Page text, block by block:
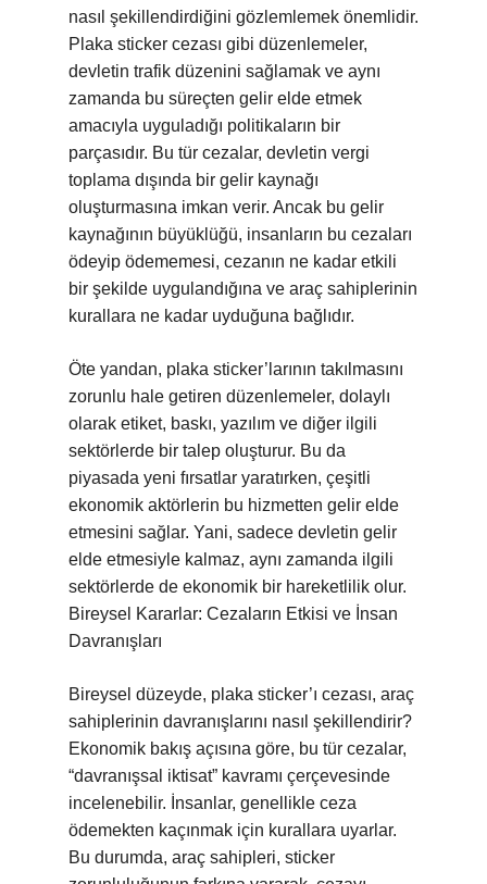
nasıl şekillendirdiğini gözlemlemek önemlidir.
Plaka sticker cezası gibi düzenlemeler,
devletin trafik düzenini sağlamak ve aynı
zamanda bu süreçten gelir elde etmek
amacıyla uyguladığı politikaların bir
parçasıdır. Bu tür cezalar, devletin vergi
toplama dışında bir gelir kaynağı
oluşturmasına imkan verir. Ancak bu gelir
kaynağının büyüklüğü, insanların bu cezaları
ödeyip ödememesi, cezanın ne kadar etkili
bir şekilde uygulandığına ve araç sahiplerinin
kurallara ne kadar uyduğuna bağlıdır.
Öte yandan, plaka sticker’larının takılmasını
zorunlu hale getiren düzenlemeler, dolaylı
olarak etiket, baskı, yazılım ve diğer ilgili
sektörlerde bir talep oluşturur. Bu da
piyasada yeni fırsatlar yaratırken, çeşitli
ekonomik aktörlerin bu hizmetten gelir elde
etmesini sağlar. Yani, sadece devletin gelir
elde etmesiyle kalmaz, aynı zamanda ilgili
sektörlerde de ekonomik bir hareketlilik olur.
Bireysel Kararlar: Cezaların Etkisi ve İnsan
Davranışları
Bireysel düzeyde, plaka sticker’ı cezası, araç
sahiplerinin davranışlarını nasıl şekillendirir?
Ekonomik bakış açısına göre, bu tür cezalar,
“davranışsal iktisat” kavramı çerçevesinde
incelenebilir. İnsanlar, genellikle ceza
ödemekten kaçınmak için kurallara uyarlar.
Bu durumda, araç sahipleri, sticker